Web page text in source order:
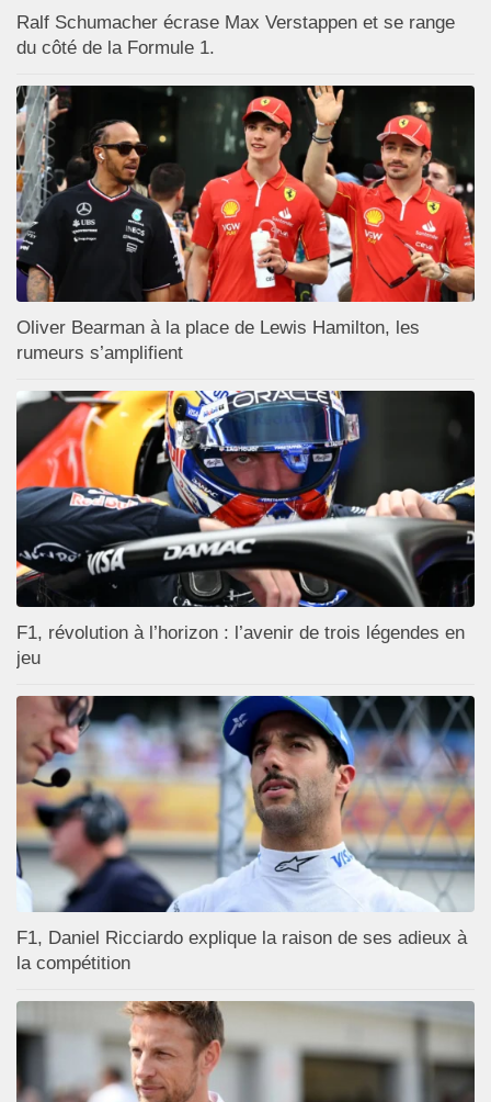
Ralf Schumacher écrase Max Verstappen et se range
du côté de la Formule 1.
Oliver Bearman à la place de Lewis Hamilton, les
rumeurs s’amplifient
F1, révolution à l’horizon : l’avenir de trois légendes en
jeu
F1, Daniel Ricciardo explique la raison de ses adieux à
la compétition